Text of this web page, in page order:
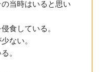
当時はいると思い
食している。
ない。
。